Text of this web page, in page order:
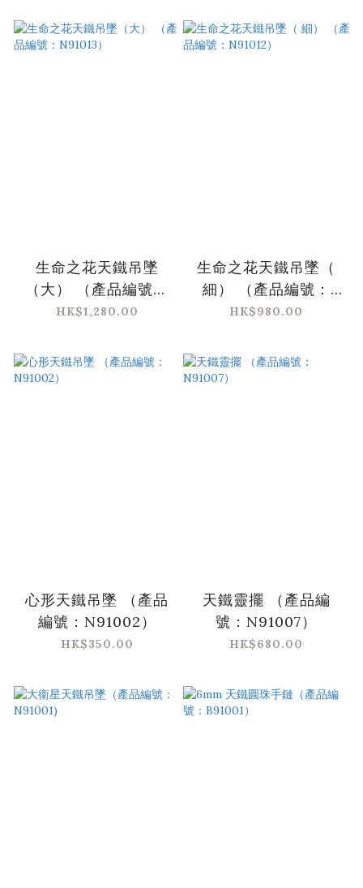
生命之花天鐵吊墜
（大） （產品編號：
N91013）
HK$1,280.00
生命之花天鐵吊墜（
細） （產品編號：
N91012）
HK$980.00
心形天鐵吊墜 （產品
編號：N91002）
HK$350.00
天鐵靈擺 （產品編
號：N91007）
HK$680.00